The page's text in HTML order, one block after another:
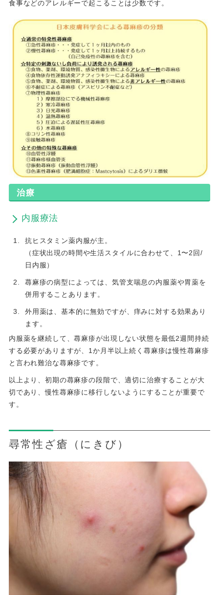
食事などのアレルギーで起こることは少数です。
治療
内服療法
抗ヒスタミン薬内服が主。
（症状出現の時間や生活スタイルに合わせて、1〜2回/
日内服）
蕁麻疹の病型によっては、気管支喘息の内服薬や胃薬を
併用することあります。
外用薬は、基本的に無効ですが、痒みに対する効果あり
ます。
内服薬を継続して、蕁麻疹が出現しない状態を最低2週間持続
する必要がありますが、1か月半以上続く蕁麻疹は慢性蕁麻疹
と言われ難治な蕁麻疹です。
以上より、初期の蕁麻疹の段階で、適切に治療することが大
切であり、慢性蕁麻疹に移行しないようにすることが重要で
す。
尋常性ざ瘡（にきび）